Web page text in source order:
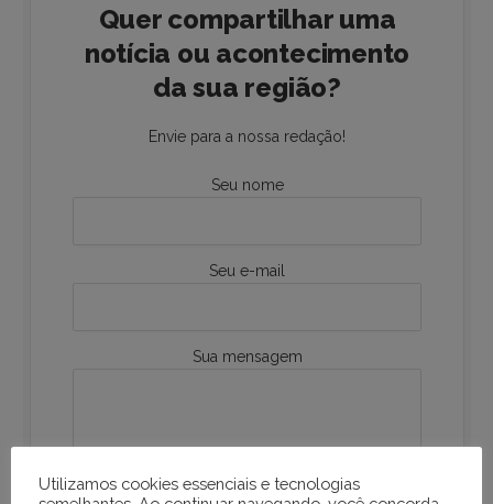
Quer compartilhar uma
notícia ou acontecimento
da sua região?
Envie para a nossa redação!
Seu nome
Seu e-mail
Sua mensagem
Utilizamos cookies essenciais e tecnologias